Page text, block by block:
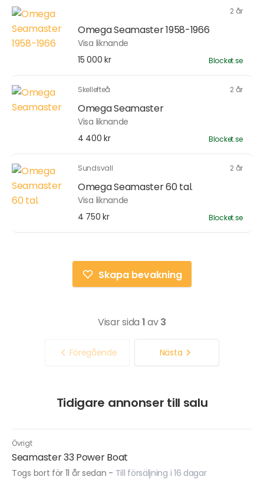
2 år
Omega Seamaster 1958-1966
Visa liknande
15 000 kr
Blocket.se
Skellefteå 2 år
Omega Seamaster
Visa liknande
4 400 kr
Blocket.se
Sundsvall 2 år
Omega Seamaster 60 tal.
Visa liknande
4 750 kr
Blocket.se
Skapa bevakning
Visar sida 1av3
Föregående Nästa
Tidigare annonser till salu
Övrigt
Seamaster 33 Power Boat
Togs bort för 11 år sedan - Till försäljning i 16 dagar